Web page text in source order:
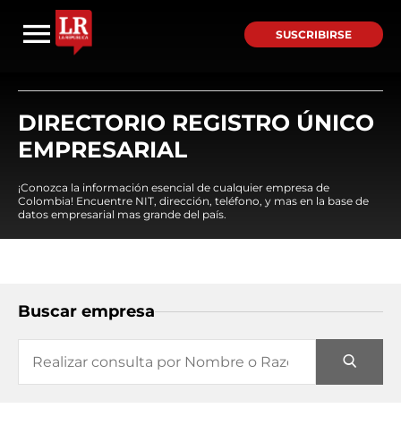
SUSCRIBIRSE
DIRECTORIO REGISTRO ÚNICO
EMPRESARIAL
¡Conozca la información esencial de cualquier empresa de
Colombia! Encuentre NIT, dirección, teléfono, y mas en la base de
datos empresarial mas grande del país.
Buscar empresa